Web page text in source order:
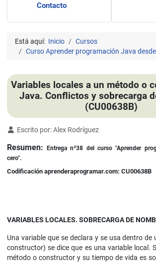
Contacto
Está aquí: Inicio
Cursos
Curso Aprender programación Java
Variables locales a un método o
Java. Conflictos y sobrecarga
(CU00638B)
Detalles
Escrito por:Alex Rodríguez
Resumen:
Entrega nº38 del curso "Aprender
cero".
Codificación aprenderaprogramar.com: CU00638B
VARIABLES LOCALES. SOBRECARGA DE
Una variable que se declara y se usa dentro de
constructor) se dice que es una variable local.
método o constructor y su tiempo de vida es